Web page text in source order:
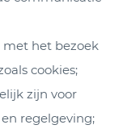
met het bezoek
cookies;
zijn voor
regelgeving;